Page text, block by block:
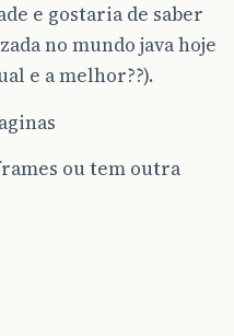
e gostaria de saber
no mundo java hoje
e a melhor??).
ou tem outra